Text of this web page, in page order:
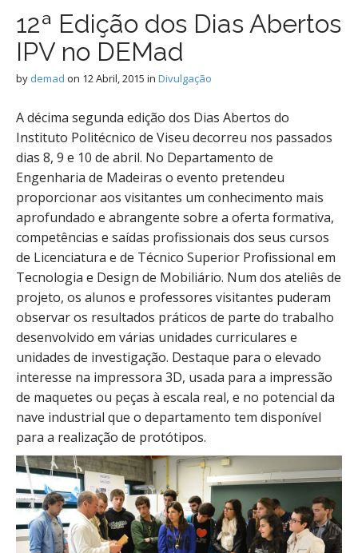
12ª Edição dos Dias Abertos
IPV no DEMad
by demad on 12 Abril, 2015 in Divulgação
A décima segunda edição dos Dias Abertos do
Instituto Politécnico de Viseu decorreu nos passados
dias 8, 9 e 10 de abril. No Departamento de
Engenharia de Madeiras o evento pretendeu
proporcionar aos visitantes um conhecimento mais
aprofundado e abrangente sobre a oferta formativa,
competências e saídas profissionais dos seus cursos
de Licenciatura e de Técnico Superior Profissional em
Tecnologia e Design de Mobiliário. Num dos ateliês de
projeto, os alunos e professores visitantes puderam
observar os resultados práticos de parte do trabalho
desenvolvido em várias unidades curriculares e
unidades de investigação. Destaque para o elevado
interesse na impressora 3D, usada para a impressão
de maquetes ou peças à escala real, e no potencial da
nave industrial que o departamento tem disponível
para a realização de protótipos.